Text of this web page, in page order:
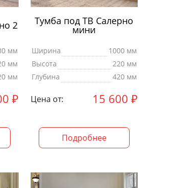
2
мм
мм
мм
₽
Тумба под ТВ Салерно
мини
Ширина
1000 мм
Высота
220 мм
Глубина
420 мм
Цена от: 15 600 ₽
Подробнее